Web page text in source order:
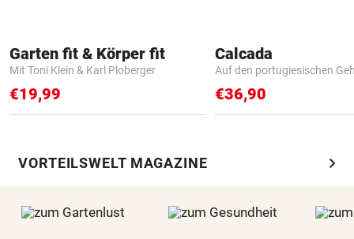
Garten fit & Körper fit
Mit Toni Klein & Karl Ploberger
€19,99
Calcada
Auf den portugiesischen
€36,90
VORTEILSWELT MAGAZINE chevron_right